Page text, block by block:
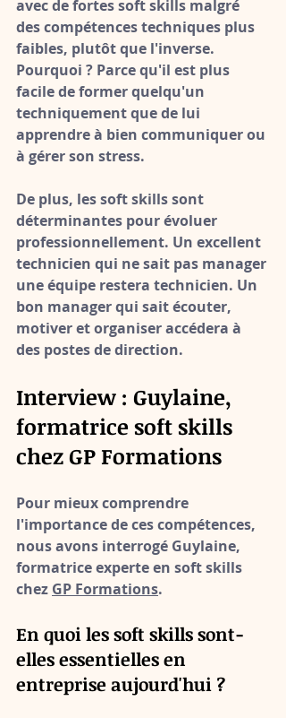
avec de fortes soft skills malgré
des compétences techniques plus
faibles, plutôt que l'inverse.
Pourquoi ? Parce qu'il est plus
facile de former quelqu'un
techniquement que de lui
apprendre à bien communiquer ou
à gérer son stress.
De plus, les soft skills sont
déterminantes pour évoluer
professionnellement. Un excellent
technicien qui ne sait pas manager
une équipe restera technicien. Un
bon manager qui sait écouter,
motiver et organiser accédera à
des postes de direction.
Interview : Guylaine,
formatrice soft skills
chez GP Formations
Pour mieux comprendre
l'importance de ces compétences,
nous avons interrogé Guylaine,
formatrice experte en soft skills
chez GP Formations.
En quoi les soft skills sont-
elles essentielles en
entreprise aujourd'hui ?